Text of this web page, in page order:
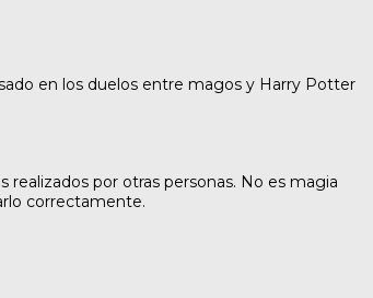
en los duelos entre magos y Harry Potter
por otras personas. No es magia
correctamente.